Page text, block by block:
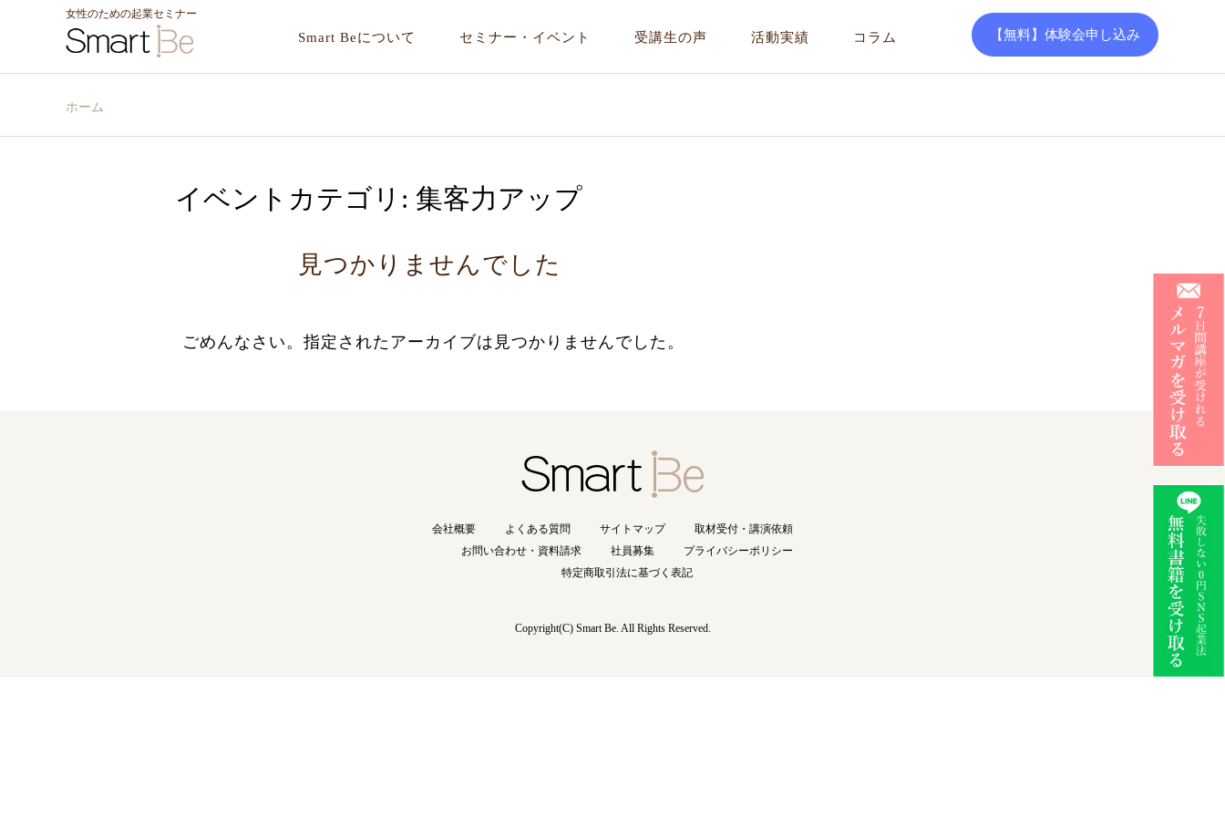
女性のための起業セミナー
Smart Beについて セミナー・イベント 受講生の声 活動実績 コラム 【無料】体験会申し込み
ホーム
イベントカテゴリ: 集客力アップ
見つかりませんでした
ごめんなさい。指定されたアーカイブは見つかりませんでした。
会社概要 よくある質問 サイトマップ
取材受付・講演依頼
お問い合わせ・資料請求
社員募集
プライバシーポリシー
特定商取引法に基づく表記
Copyright(C) Smart Be. All Rights Reserved.